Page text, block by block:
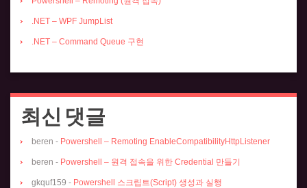
.NET – WPF JumpList
.NET – Command Queue 구현
최신 댓글
beren - Powershell – Remoting EnableCompatibilityHttpListener
beren - Powershell – 원격 접속을 위한 Credential 만들기
gkquf159 - Powershell 스크립트(Script) 생성과 실행